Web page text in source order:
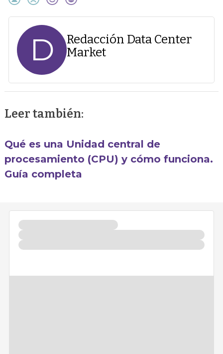
D
Redacción Data Center
Market
Leer también:
Qué es una Unidad central de
procesamiento (CPU) y cómo funciona.
Guía completa